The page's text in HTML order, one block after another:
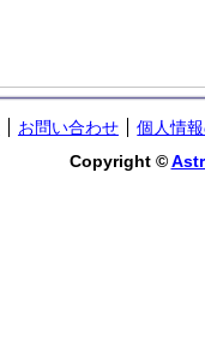
お問い合わせ
個人情
Copyright ©